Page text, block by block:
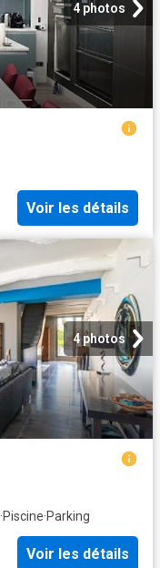
4 photos
Voir les détails
4 photos
·Piscine·Parking
Voir les détails